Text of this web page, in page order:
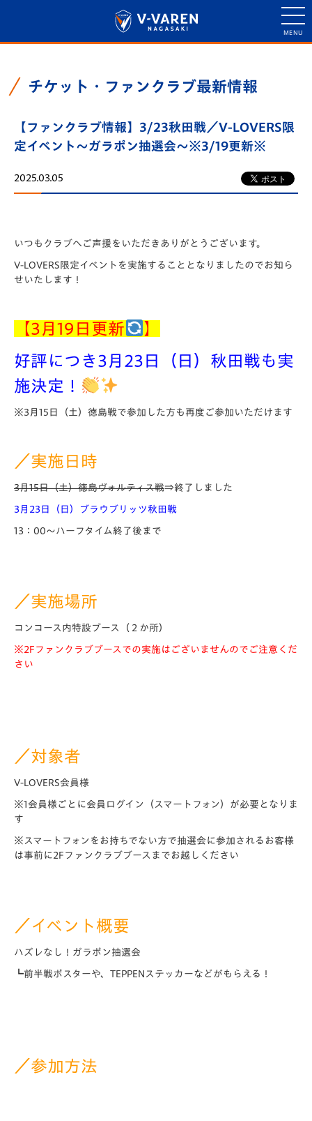
チケット・ファンクラブ最新情報
【ファンクラブ情報】3/23秋田戦／V-LOVERS限
定イベント～ガラポン抽選会～※3/19更新※
2025.03.05
いつもクラブへご声援をいただきありがとうございます。
V-LOVERS限定イベントを実施することとなりましたのでお知ら
せいたします！
【3月19日更新
】
好評につき3月23日（日）秋田戦も実
施決定！
※3月15日（土）徳島戦で参加した方も再度ご参加いただけます
／実施日時
3月15日（土）徳島ヴォルティス戦⇒終了しました
3月23日（日）ブラウブリッツ秋田戦
13：00～ハーフタイム終了後まで
／実施場所
コンコース内特設ブース（２か所）
※2Fファンクラブブースでの実施はございませんのでご注意くだ
さい
／対象者
V-LOVERS会員様
※1会員様ごとに会員ログイン（スマートフォン）が必要となりま
す
※スマートフォンをお持ちでない方で抽選会に参加されるお客様
は事前に2Fファンクラブブースまでお越しください
／イベント概要
ハズレなし！ガラポン抽選会
┗前半戦ポスターや、TEPPENステッカーなどがもらえる！
／参加方法